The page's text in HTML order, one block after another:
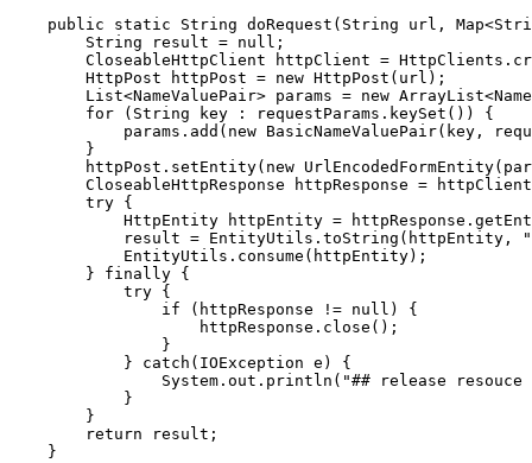
    public
static String doRequest (String url , Map<
        String result
= null ;
        CloseableHttpClient httpClient
= HttpClients.
        HttpPost httpPost
= new HttpPost (url);
        List<
NameValuePair> params = new ArrayList<
        for
(String key : requestParams. keySet ()) {
            params.
add ( new BasicNameValuePair(key,
        }
        httpPost.
setEntity( new UrlEncodedFormEntity
        CloseableHttpResponse httpResponse
=
        try
{
            HttpEntity httpEntity
= httpResponse.
            result
= EntityUtils. toString (httpEntity,
            EntityUtils.
consume (httpEntity);
        }
finally {
            try
{
                if
(httpResponse != null ) {
                    httpResponse.
close ();
                }
            }
catch (IOException e ) {
                System.out.
println ( "## release
            }
        }
        return
result;
    }